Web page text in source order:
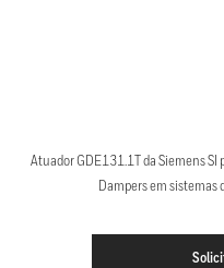
Atuador GDE131.1T da Siemens
Dampers em sistemas